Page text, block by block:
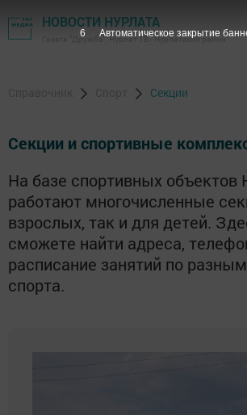
НОВОСТИ НУРЛАТА
Газета "Дружба", Нурлат ТВ - Нурлатский район
Секции
Секции и спортивные
На базе спортивных объектов
работают многочисленные
взрослых, так и для детей.
сможете найти адреса,
расписание занятий по
спорта.
5 Автоматическое закрытие